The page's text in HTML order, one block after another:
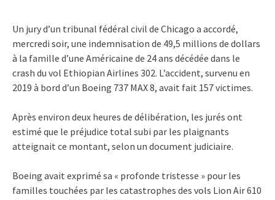
Un jury d’un tribunal fédéral civil de Chicago a accordé,
mercredi soir, une indemnisation de 49,5 millions de dollars
à la famille d’une Américaine de 24 ans décédée dans le
crash du vol Ethiopian Airlines 302. L’accident, survenu en
2019 à bord d’un Boeing 737 MAX 8, avait fait 157 victimes.
Après environ deux heures de délibération, les jurés ont
estimé que le préjudice total subi par les plaignants
atteignait ce montant, selon un document judiciaire.
Boeing avait exprimé sa « profonde tristesse » pour les
familles touchées par les catastrophes des vols Lion Air 610